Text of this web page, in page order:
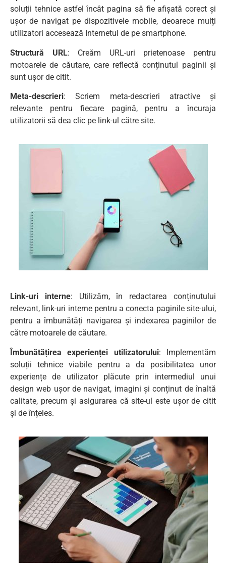
soluții tehnice astfel încât pagina să fie afișată corect și
ușor de navigat pe dispozitivele mobile, deoarece mulți
utilizatori accesează Internetul de pe smartphone.
Structură URL: Creăm URL-uri prietenoase pentru
motoarele de căutare, care reflectă conținutul paginii și
sunt ușor de citit.
Meta-descrieri: Scriem meta-descrieri atractive și
relevante pentru fiecare pagină, pentru a încuraja
utilizatorii să dea clic pe link-ul către site.
Link-uri interne: Utilizăm, în redactarea conținutului
relevant, link-uri interne pentru a conecta paginile site-ului,
pentru a îmbunătăți navigarea și indexarea paginilor de
către motoarele de căutare.
Îmbunătățirea experienței utilizatorului: Implementăm
soluții tehnice viabile pentru a da posibilitatea unor
experiențe de utilizator plăcute prin intermediul unui
design web ușor de navigat, imagini și conținut de înaltă
calitate, precum și asigurarea că site-ul este ușor de citit
și de înțeles.